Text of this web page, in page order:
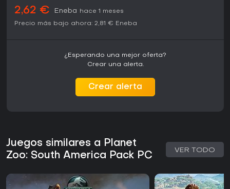
2,62 € Eneba
hace 1 meses
Precio más bajo ahora: 2,81 € Eneba
¿Esperando una mejor oferta?
Crear una alerta.
Crear alerta
Juegos similares a Planet
Zoo: South America Pack PC
VER TODO